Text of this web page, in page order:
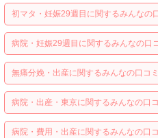
初マタ・妊娠29週目に関するみんなの
病院・妊娠29週目に関するみんなの口
無痛分娩・出産に関するみんなの口コ
病院・出産・東京に関するみんなの口
病院・費用・出産に関するみんなの口